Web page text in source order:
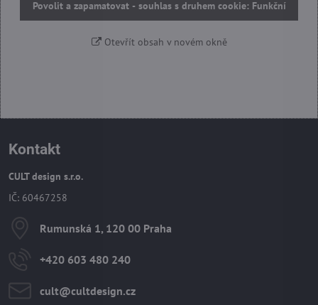
Povolit a zapamatovat - souhlas s druhem cookie: Funkční
Otevřít obsah v novém okně
Kontakt
CULT design s.r.o.
IČ: 60467258
Rumunská 1, 120 00 Praha
+420 603 480 240
cult​@cultdesign​.cz